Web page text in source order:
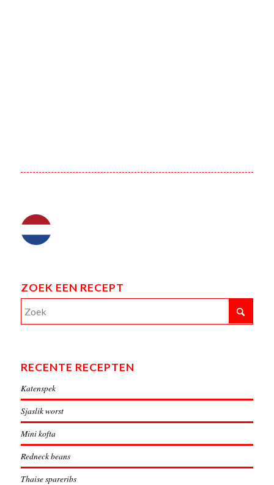
ZOEK EEN RECEPT
RECENTE RECEPTEN
Katenspek
Sjaslik worst
Mini kofta
Redneck beans
Thaise spareribs